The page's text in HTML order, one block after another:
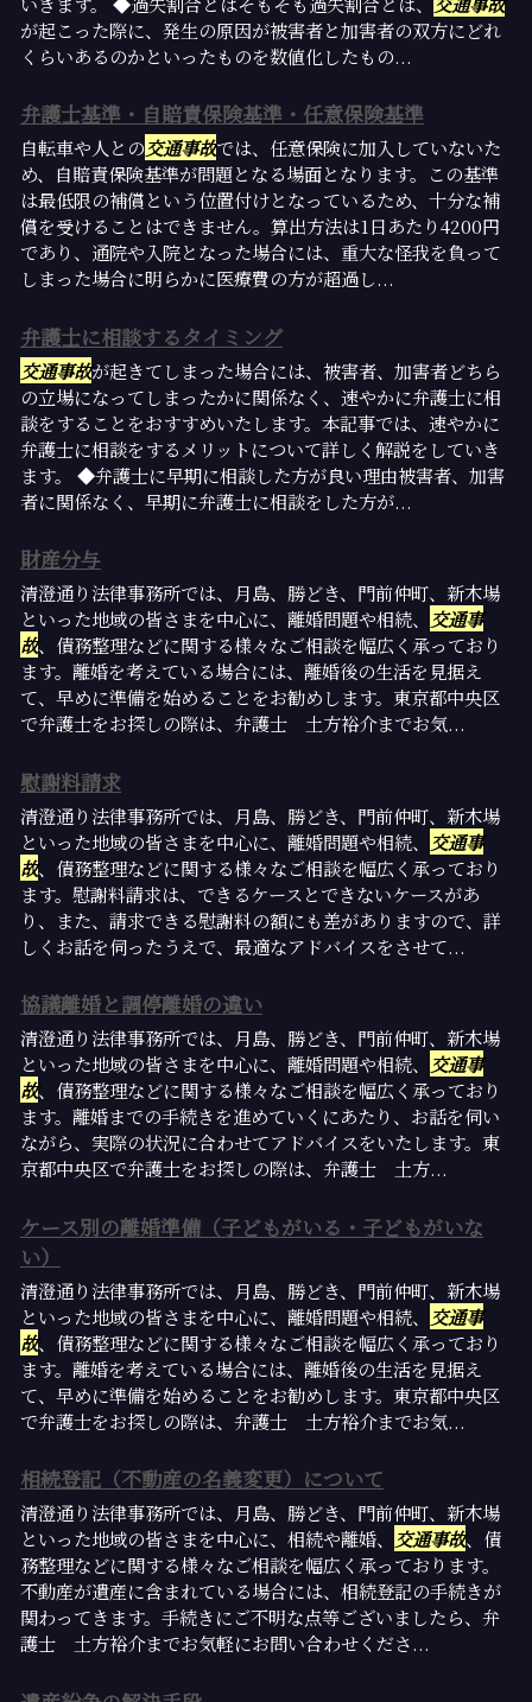
が起こった際に、発生の原因が被害者と加害者の双方にどれ
くらいあるのかといったものを数値化したもの...
弁護士基準・自賠責保険基準・任意保険基準
自転車や人との交通事故では、任意保険に加入していないた
め、自賠責保険基準が問題となる場面となります。この基準
は最低限の補償という位置付けとなっているため、十分な補
償を受けることはできません。算出方法は1日あたり4200円
であり、通院や入院となった場合には、重大な怪我を負って
しまった場合に明らかに医療費の方が超過し...
弁護士に相談するタイミング
交通事故が起きてしまった場合には、被害者、加害者どちら
の立場になってしまったかに関係なく、速やかに弁護士に相
談をすることをおすすめいたします。本記事では、速やかに
弁護士に相談をするメリットについて詳しく解説をしていき
ます。 ◆弁護士に早期に相談した方が良い理由被害者、加害
者に関係なく、早期に弁護士に相談をした方が...
財産分与
清澄通り法律事務所では、月島、勝どき、門前仲町、新木場
といった地域の皆さまを中心に、離婚問題や相続、
交通事
故、債務整理などに関する様々なご相談を幅広く承っており
ます。離婚を考えている場合には、離婚後の生活を見据え
て、早めに準備を始めることをお勧めします。東京都中央区
で弁護士をお探しの際は、弁護士 土方裕介までお気...
慰謝料請求
清澄通り法律事務所では、月島、勝どき、門前仲町、新木場
といった地域の皆さまを中心に、離婚問題や相続、
交通事
故、債務整理などに関する様々なご相談を幅広く承っており
ます。慰謝料請求は、できるケースとできないケースがあ
り、また、請求できる慰謝料の額にも差がありますので、詳
しくお話を伺ったうえで、最適なアドバイスをさせて...
協議離婚と調停離婚の違い
清澄通り法律事務所では、月島、勝どき、門前仲町、新木場
といった地域の皆さまを中心に、離婚問題や相続、
交通事
故、債務整理などに関する様々なご相談を幅広く承っており
ます。離婚までの手続きを進めていくにあたり、お話を伺い
ながら、実際の状況に合わせてアドバイスをいたします。東
京都中央区で弁護士をお探しの際は、弁護士 土方...
ケース別の離婚準備（子どもがいる・子どもがいな
い）
清澄通り法律事務所では、月島、勝どき、門前仲町、新木場
といった地域の皆さまを中心に、離婚問題や相続、
交通事
故、債務整理などに関する様々なご相談を幅広く承っており
ます。離婚を考えている場合には、離婚後の生活を見据え
て、早めに準備を始めることをお勧めします。東京都中央区
で弁護士をお探しの際は、弁護士 土方裕介までお気...
相続登記（不動産の名義変更）について
清澄通り法律事務所では、月島、勝どき、門前仲町、新木場
といった地域の皆さまを中心に、相続や離婚、
交通事故、債
務整理などに関する様々なご相談を幅広く承っております。
不動産が遺産に含まれている場合には、相続登記の手続きが
関わってきます。手続きにご不明な点等ございましたら、弁
護士 土方裕介までお気軽にお問い合わせくださ...